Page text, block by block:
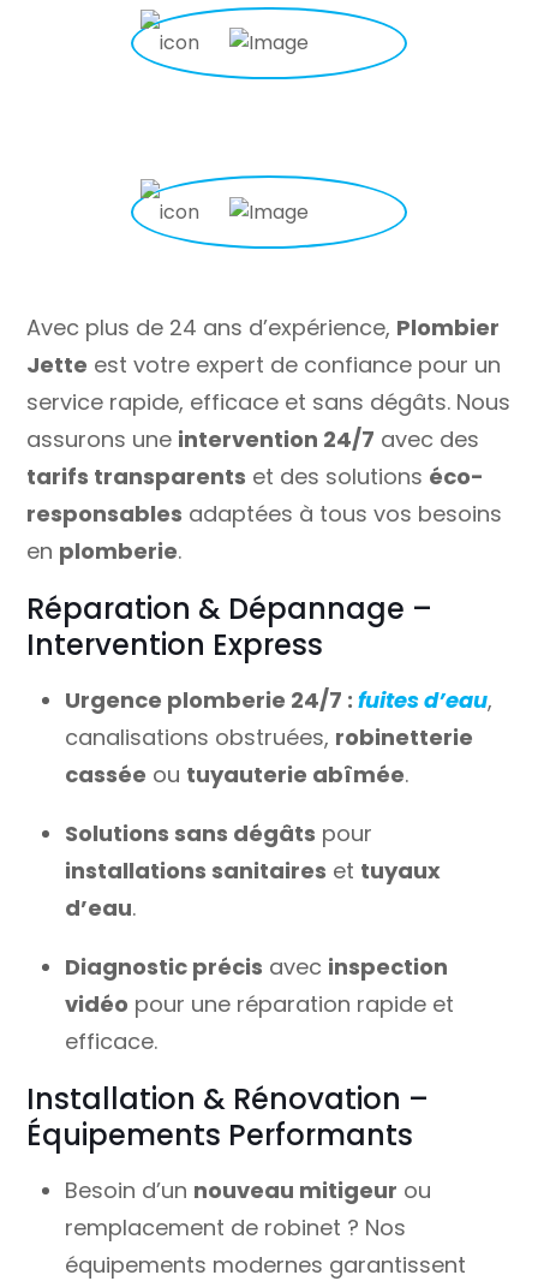
Avec plus de 24 ans d’expérience, Plombier
Jette est votre expert de confiance pour un
service rapide, efficace et sans dégâts. Nous
assurons une intervention 24/7 avec des
tarifs transparents et des solutions éco-
responsables adaptées à tous vos besoins
en plomberie.
Réparation & Dépannage –
Intervention Express
Urgence plomberie 24/7 : fuites d’eau,
canalisations obstruées, robinetterie
cassée ou tuyauterie abîmée.
Solutions sans dégâts pour
installations sanitaires et tuyaux
d’eau.
Diagnostic précis avec inspection
vidéo pour une réparation rapide et
efficace.
Installation & Rénovation –
Équipements Performants
Besoin d’un nouveau mitigeur ou
remplacement de robinet ? Nos
équipements modernes garantissent